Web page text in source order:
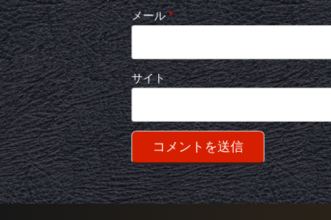
メール*
サイト